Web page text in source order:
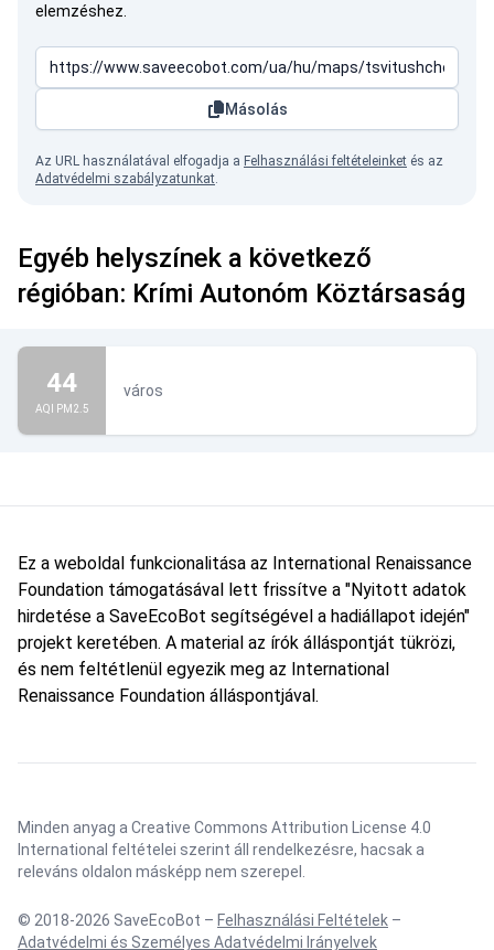
elemzéshez.
Másolás
Az URL használatával elfogadja a Felhasználási feltételeinket és az
Adatvédelmi szabályzatunkat.
Egyéb helyszínek a következő
régióban: Krími Autonóm Köztársaság
44
AQI PM2.5
város
Ez a weboldal funkcionalitása az International Renaissance
Foundation támogatásával lett frissítve a "Nyitott adatok
hirdetése a SaveEcoBot segítségével a hadiállapot idején"
projekt keretében. A material az írók álláspontját tükrözi,
és nem feltétlenül egyezik meg az International
Renaissance Foundation álláspontjával.
Minden anyag a Creative Commons Attribution License 4.0
International feltételei szerint áll rendelkezésre, hacsak a
releváns oldalon másképp nem szerepel.
© 2018-2026 SaveEcoBot – Felhasználási Feltételek –
Adatvédelmi és Személyes Adatvédelmi Irányelvek